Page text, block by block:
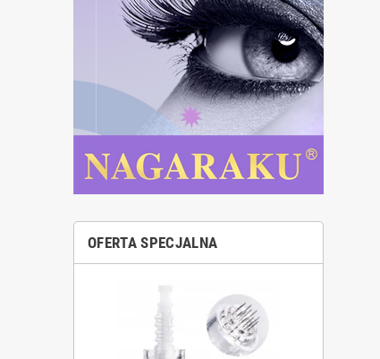
OFERTA SPECJALNA